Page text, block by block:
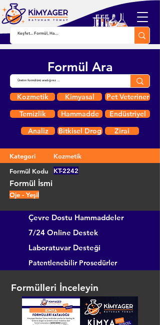
Formül Ara
Kozmetik Kimyasal
Pet Veteriner
Temizlik
Hammadde
Endüstriyel
Analiz
Bitkisel Drog Zirai
Kategori
Kozmetik
Formül Kodu
KT-2242
Formül İsmi
Oje - Yeşil
Çevre Dostu Hammaddeler
7/24 Online Destek
Laboratuvar Desteği
Patentlenebilir Prosedürler
Formülleri İnceleyin